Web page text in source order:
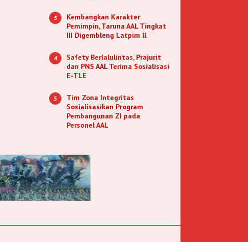
3
Kembangkan Karakter
Pemimpin, Taruna AAL Tingkat
III Digembleng Latpim ll
4
Safety Berlalulintas, Prajurit
dan PNS AAL Terima Sosialisasi
E-TLE
5
Tim Zona Integritas
Sosialisasikan Program
Pembangunan ZI pada
Personel AAL